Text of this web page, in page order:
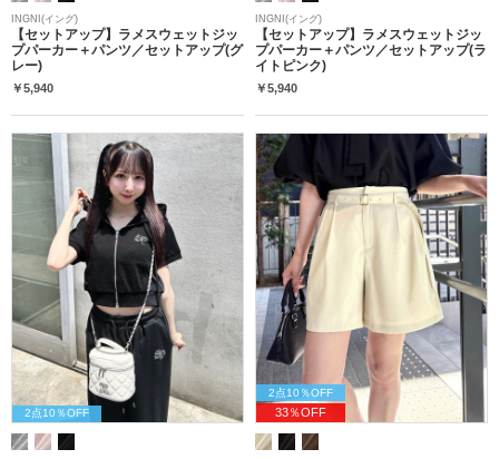
INGNI(イング)
【セットアップ】ラメスウェットジッ
プパーカー＋パンツ／セットアップ(グ
レー)
￥5,940
INGNI(イング)
【セットアップ】ラメスウェットジッ
プパーカー＋パンツ／セットアップ(ラ
イトピンク)
￥5,940
2点10％OFF
2点10％OFF
33％OFF